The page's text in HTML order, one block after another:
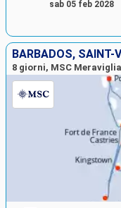
sab 05 feb 2028
8 giorni, MSC Meraviglia